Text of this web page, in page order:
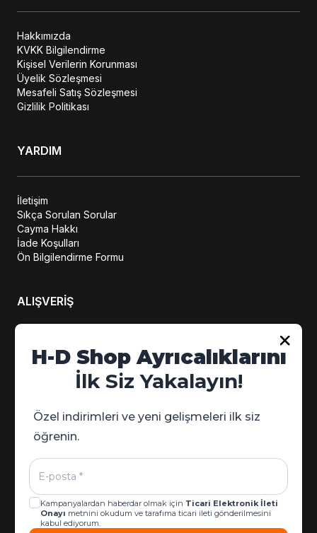
Hakkımızda
KVKK Bilgilendirme
Kişisel Verilerin Korunması
Üyelik Sözleşmesi
Mesafeli Satış Sözleşmesi
Gizlilik Politikası
YARDIM
İletişim
Sıkça Sorulan Sorular
Cayma Hakkı
İade Koşulları
Ön Bilgilendirme Formu
ALIŞVERİŞ
Hesabım
Sipariş Takip
Kampanya Detayları
H-D Shop Ayrıcalıklarını
İlk Siz Yakalayın!
Özel indirimleri ve yeni gelişmeleri ilk siz
öğrenin.
Kampanyalardan haberdar olmak için Ticari Elektronik İleti
Onayı metnini okudum ve tarafıma ticari ileti gönderilmesini
kabul ediyorum.